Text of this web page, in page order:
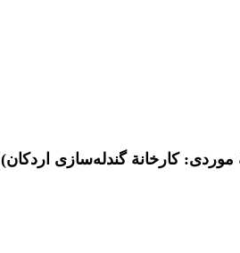
کارخانة گندله‌سازی اردکان)